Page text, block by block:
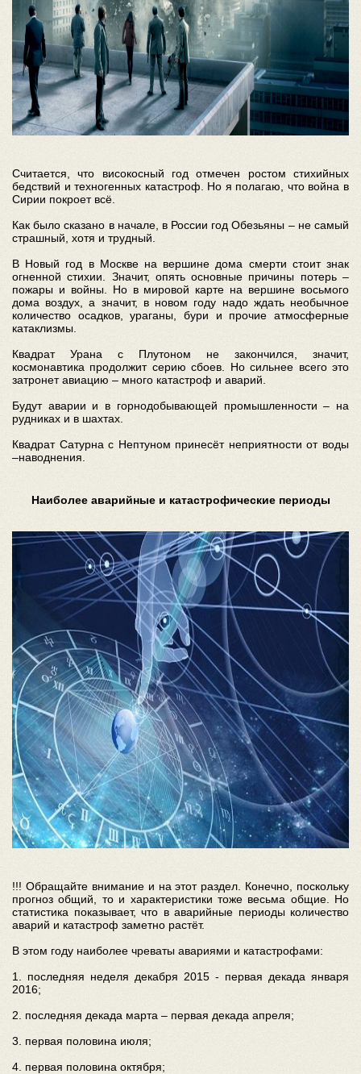
Считается, что високосный год отмечен ростом стихийных
бедствий и техногенных катастроф. Но я полагаю, что война в
Сирии покроет всё.
Как было сказано в начале, в России год Обезьяны – не самый
страшный, хотя и трудный.
В Новый год в Москве на вершине дома смерти стоит знак
огненной стихии. Значит, опять основные причины потерь –
пожары и войны. Но в мировой карте на вершине восьмого
дома воздух, а значит, в новом году надо ждать необычное
количество осадков, ураганы, бури и прочие атмосферные
катаклизмы.
Квадрат Урана с Плутоном не закончился, значит,
космонавтика продолжит серию сбоев. Но сильнее всего это
затронет авиацию – много катастроф и аварий.
Будут аварии и в горнодобывающей промышленности – на
рудниках и в шахтах.
Квадрат Сатурна с Нептуном принесёт неприятности от воды
–наводнения.
Наиболее аварийные и катастрофические периоды
!!! Обращайте внимание и на этот раздел. Конечно, поскольку
прогноз общий, то и характеристики тоже весьма общие. Но
статистика показывает, что в аварийные периоды количество
аварий и катастроф заметно растёт.
В этом году наиболее чреваты авариями и катастрофами:
1. последняя неделя декабря 2015 - первая декада января
2016;
2. последняя декада марта – первая декада апреля;
3. первая половина июля;
4. первая половина октября;